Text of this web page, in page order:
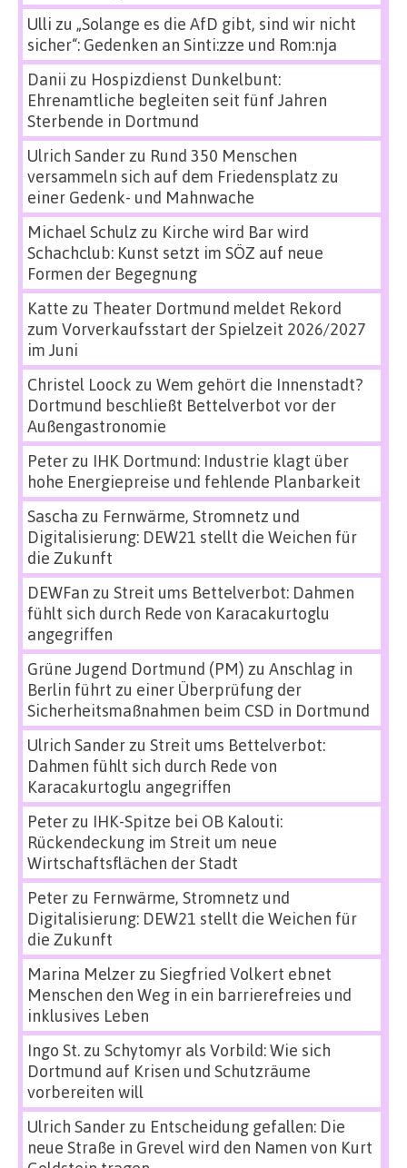
Ulli zu „Solange es die AfD gibt, sind wir nicht
sicher“: Gedenken an Sinti:zze und Rom:nja
Danii zu Hospizdienst Dunkelbunt:
Ehrenamtliche begleiten seit fünf Jahren
Sterbende in Dortmund
Ulrich Sanderzu Rund 350 Menschen
versammeln sich auf dem Friedensplatz zu
einer Gedenk- und Mahnwache
Michael Schulz zu Kirche wird Bar wird
Schachclub: Kunst setzt im SÖZ auf neue
Formen der Begegnung
Katte zu Theater Dortmund meldet Rekord
zum Vorverkaufsstart der Spielzeit 2026/2027
im Juni
Christel Loock zu Wem gehört die Innenstadt?
Dortmund beschließt Bettelverbot vor der
Außengastronomie
Peterzu IHK Dortmund: Industrie klagt über
hohe Energiepreise und fehlende Planbarkeit
Sascha zu Fernwärme, Stromnetz und
Digitalisierung: DEW21 stellt die Weichen für
die Zukunft
DEWFan zu Streit ums Bettelverbot: Dahmen
fühlt sich durch Rede von Karacakurtoglu
angegriffen
Grüne Jugend Dortmund (PM) zu Anschlag in
Berlin führt zu einer Überprüfung der
Sicherheitsmaßnahmen beim CSD in Dortmund
Ulrich Sanderzu Streit ums Bettelverbot:
Dahmen fühlt sich durch Rede von
Karacakurtoglu angegriffen
Peterzu IHK-Spitze bei OB Kalouti:
Rückendeckung im Streit um neue
Wirtschaftsflächen der Stadt
Peterzu Fernwärme, Stromnetz und
Digitalisierung: DEW21 stellt die Weichen für
die Zukunft
Marina Melzerzu Siegfried Volkert ebnet
Menschen den Weg in ein barrierefreies und
inklusives Leben
Ingo St.zu Schytomyr als Vorbild: Wie sich
Dortmund auf Krisen und Schutzräume
vorbereiten will
Ulrich Sanderzu Entscheidung gefallen: Die
neue Straße in Grevel wird den Namen von Kurt